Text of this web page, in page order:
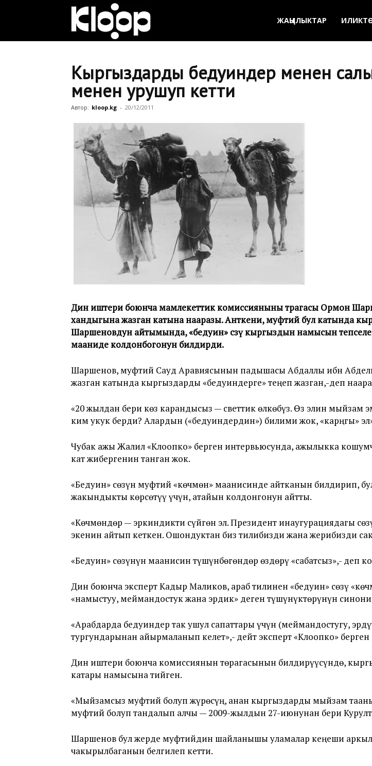
Кыргызстан
жаңылыктары
ЖАҢЫЛЫКТАР
Кыргыздарды бедуиндер менен
менен урушуп кетти
Автор: kloop.kg - 20/12/2011
Дин иштери боюнча мамлекеттик комиссияныны төрагасы Ормон
хандыгына жазган катына нааразы. Анткени, муфтий бул катында
Шаршеновдун айтымында, «бедуин» сөзү кыргыздын намысын
мааниде колдонбогонун билдирди.
Шаршенов, муфтий Сауд Аравиясынын падышасы Абдаллы ибн
жазган катында кыргыздарды «бедуиндерге» теңеп жазган,-деп
«20 жылдан бери көз карандысыз — светтик өлкөбүз. Өз элин мыйзам
ким укук берди? Алардын («бедуиндердин») билими жок, «карңгы»
Чубак ажы Жалил «Клоопко» берген интервьюсунда, ажылыкка
кат жибергенин танган жок.
«Бедуин» сөзүн муфтий «көчмөн» маанисинде айтканын билдирип,
жакындыкты көрсөтүү үчүн, атайын колдонгонун айтты.
«Көчмөндөр — эркиндикти сүйгөн эл. Президент инаугурациядагы
экенин айтып кеткен. Ошондуктан биз тилибизди жана жерибизди
«Бедуин» сөзүнүн маанисин түшүнбөгөндөр өздөрү «сабатсыз»,- деп
Дин боюнча эксперт Кадыр Маликов, араб тилинен «бедуин» сөзү
«намыстуу, меймандостук жана эрдик» деген түшүнүктөрүнүн
«Арабдарда бедуиндер так ушул сапаттары үчүн (меймандостугу,
тургундарынан айырмаланып келет»,- дейт эксперт «Клоопко»
Дин иштери боюнча комиссиянын төрагасынын билдирүүсүндө,
катары намысына тийген.
«Мыйзамсыз муфтий болуп жүрөсүң, анан кыргыздарды мыйзам
муфтий болуп тандалып алчы — 2009-жылдын 27-июнунан бери
Шаршенов бул жерде муфтийдин шайланышы уламалар кеңеши
чакырылбаганын белгилеп кетти.